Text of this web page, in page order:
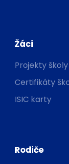
Žáci
Projekty školy
Certifikáty
ISIC karty
Rodiče